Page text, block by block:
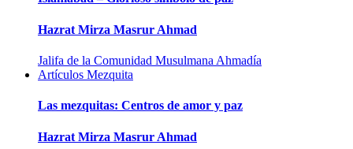
Hazrat Mirza Masrur Ahmad
Jalifa de la Comunidad Musulmana Ahmadía
Artículos Mezquita
Las mezquitas: Centros de amor y paz
Hazrat Mirza Masrur Ahmad